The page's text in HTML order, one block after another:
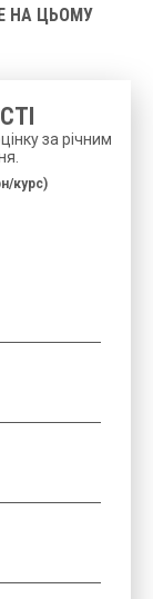
НА ЦЬОМУ
за річним
курс)